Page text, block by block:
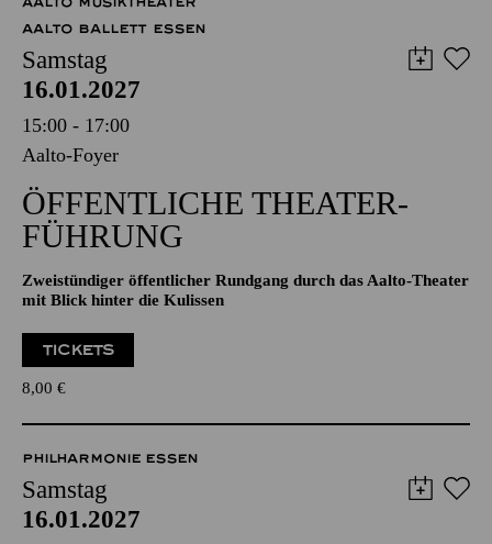
AALTO BALLETT ESSEN
Samstag
16.01.2027
15:00 - 17:00
Aalto-Foyer
ÖFFENTLICHE THEATER­
FÜHRUNG
Zweistündiger öffentlicher Rundgang durch das Aalto-Theater
mit Blick hinter die Kulissen
TICKETS
8,00 €
PHILHARMONIE ESSEN
Samstag
16.01.2027